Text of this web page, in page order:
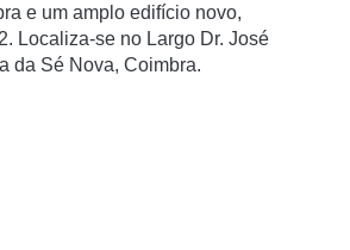
e um amplo edifí­cio novo,
Localiza-se no Largo Dr. José
da Sé Nova, Coimbra.